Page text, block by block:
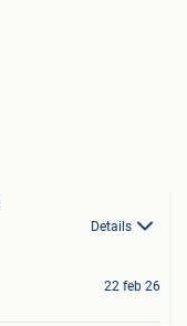
Details
22 feb 26